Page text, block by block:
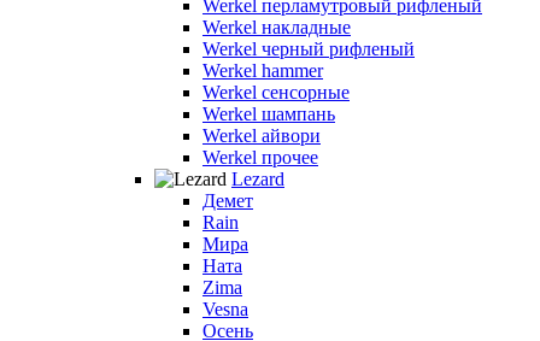
Werkel перламутровый рифленый
Werkel накладные
Werkel черный рифленый
Werkel hammer
Werkel сенсорные
Werkel шампань
Werkel айвори
Werkel прочее
Lezard
Демет
Rain
Мира
Ната
Zima
Vesna
Осень